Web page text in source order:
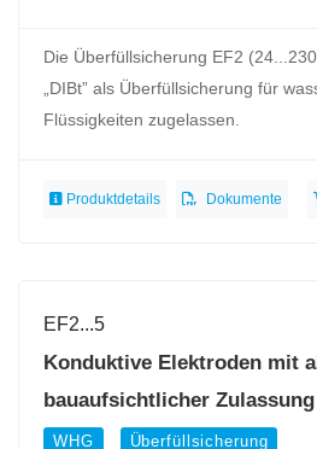
Die Überfüllsicherung EF2
„DIBt” als Überfüllsicherung für
Flüssigkeiten zugelassen.
Produktdetails Dokumente
EF2...5
Konduktive Elektroden mit
bauaufsichtlicher Zulassung
WHG Überfüllsicherung